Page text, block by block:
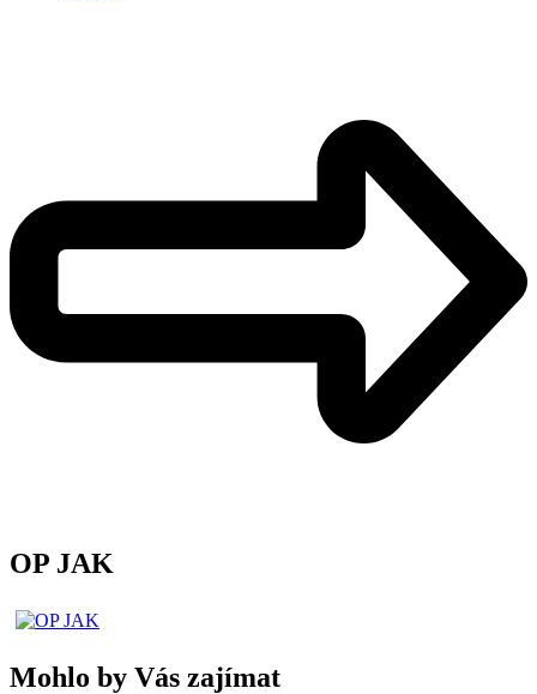
OP JAK
Mohlo by Vás zajímat